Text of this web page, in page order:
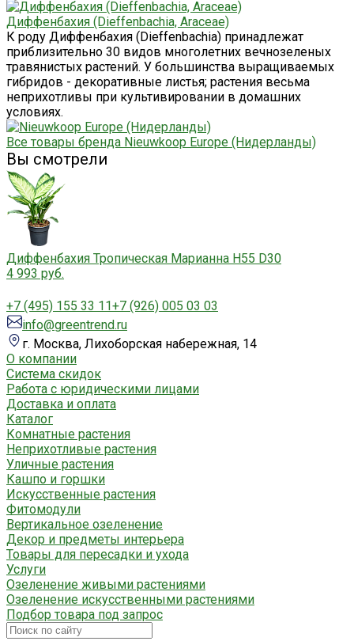
Диффенбахия (Dieffenbachia, Araceae)
К роду Диффенбахия (Dieffenbachia) принадлежат
приблизительно 30 видов многолетних вечнозеленых
травянистых растений. У большинства выращиваемых
гибридов - декоративные листья; растения весьма
неприхотливы при культивировании в домашних
условиях.
Все товары бренда Nieuwkoop Europe (Нидерланды)
Вы смотрели
Диффенбахия Тропическая Марианна H55 D30
4 993 руб.
+7 (495) 155 33 11+7 (926) 005 03 03
info@greentrend.ru
г. Москва, Лихоборская набережная, 14
О компании
Система скидок
Работа с юридическими лицами
Доставка и оплата
Каталог
Комнатные растения
Неприхотливые растения
Уличные растения
Кашпо и горшки
Искусственные растения
Фитомодули
Вертикальное озеленение
Декор и предметы интерьера
Товары для пересадки и ухода
Услуги
Озеленение живыми растениями
Озеленение искусственными растениями
Подбор товара под запрос